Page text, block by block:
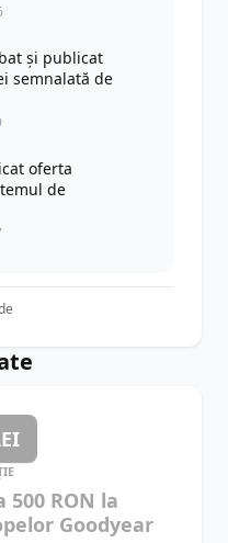
și publicat
semnalată de
oferta
de
RON la
Goodyear